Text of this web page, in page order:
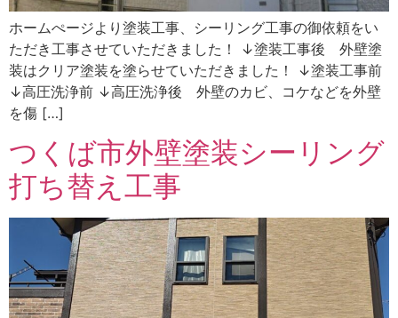
ホームぺージより塗装工事、シーリング工事の御依頼をい
ただき工事させていただきました！ ↓塗装工事後 外壁塗
装はクリア塗装を塗らせていただきました！ ↓塗装工事前
↓高圧洗浄前 ↓高圧洗浄後 外壁のカビ、コケなどを外壁
を傷 […]
つくば市外壁塗装シーリング
打ち替え工事